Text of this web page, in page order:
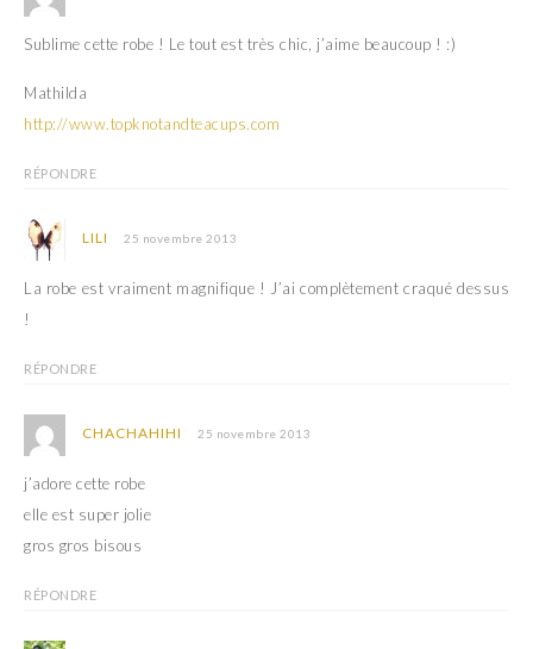
Sublime cette robe ! Le tout est très chic, j’aime beaucoup ! :)
Mathilda
http://www.topknotandteacups.com
RÉPONDRE
LILI 25 novembre 2013
La robe est vraiment magnifique ! J’ai complètement craqué dessus
!
RÉPONDRE
CHACHAHIHI 25 novembre 2013
j’adore cette robe
elle est super jolie
gros gros bisous
RÉPONDRE